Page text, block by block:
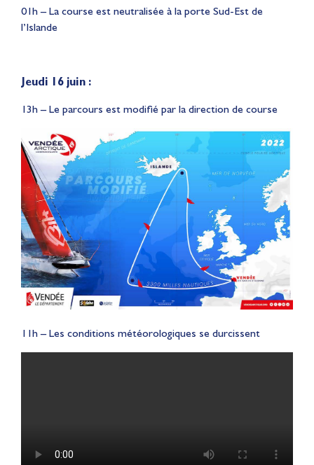
01h – La course est neutralisée à la porte Sud-Est de
l’Islande
Jeudi 16 juin :
13h – Le parcours est modifié par la direction de course
11h – Les conditions météorologiques se durcissent